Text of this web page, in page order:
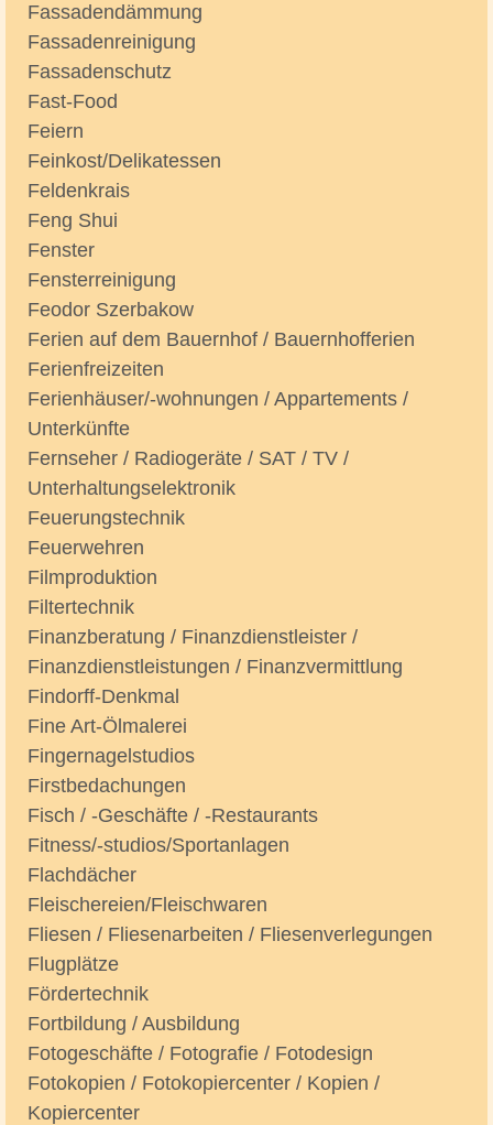
Fassadendämmung
Fassadenreinigung
Fassadenschutz
Fast-Food
Feiern
Feinkost/Delikatessen
Feldenkrais
Feng Shui
Fenster
Fensterreinigung
Feodor Szerbakow
Ferien auf dem Bauernhof / Bauernhofferien
Ferienfreizeiten
Ferienhäuser/-wohnungen / Appartements /
Unterkünfte
Fernseher / Radiogeräte / SAT / TV /
Unterhaltungselektronik
Feuerungstechnik
Feuerwehren
Filmproduktion
Filtertechnik
Finanzberatung / Finanzdienstleister /
Finanzdienstleistungen / Finanzvermittlung
Findorff-Denkmal
Fine Art-Ölmalerei
Fingernagelstudios
Firstbedachungen
Fisch / -Geschäfte / -Restaurants
Fitness/-studios/Sportanlagen
Flachdächer
Fleischereien/Fleischwaren
Fliesen / Fliesenarbeiten / Fliesenverlegungen
Flugplätze
Fördertechnik
Fortbildung / Ausbildung
Fotogeschäfte / Fotografie / Fotodesign
Fotokopien / Fotokopiercenter / Kopien /
Kopiercenter